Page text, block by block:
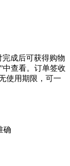
完成后可获得购物
中查看。订单签收
使用期限，可一
确